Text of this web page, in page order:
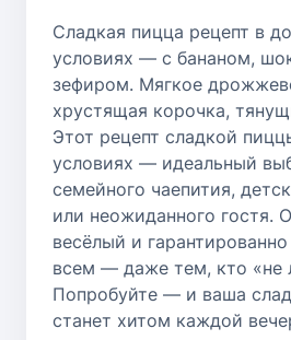
Сладкая пицца рецепт в
условиях — с бананом,
зефиром. Мягкое
хрустящая корочка,
Этот рецепт сладкой
условиях — идеальный
семейного чаепития,
или неожиданного гостя.
весёлый и
всем — даже тем, кто «не
Попробуйте — и ваша
станет хитом каждой